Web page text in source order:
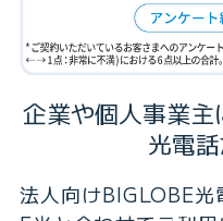
企業や個人事業主
光電
法人向けBIGLOBE